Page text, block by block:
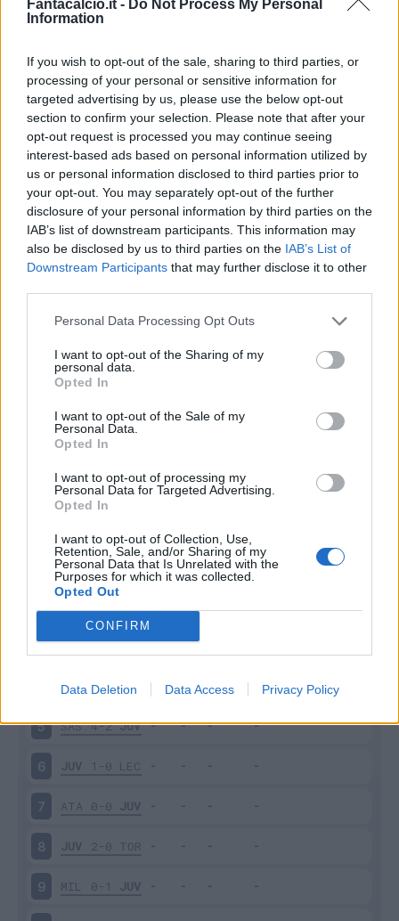
Fantacalcio.it - Do Not Process My Personal
Information
If you wish to opt-out of the sale, sharing to third parties, or
processing of your personal or sensitive information for
targeted advertising by us, please use the below opt-out
section to confirm your selection. Please note that after your
opt-out request is processed you may continue seeing
interest-based ads based on personal information utilized by
us or personal information disclosed to third parties prior to
your opt-out. You may separately opt-out of the further
disclosure of your personal information by third parties on the
IAB’s list of downstream participants. This information may
also be disclosed by us to third parties on the IAB’s List of
Downstream Participants that may further disclose it to other
Personal Data Processing Opt Outs
I want to opt-out of the Sharing of my
personal data.
Opted In
I want to opt-out of the Sale of my
Personal Data.
Opted In
I want to opt-out of processing my
Personal Data for Targeted Advertising.
Opted In
I want to opt-out of Collection, Use,
Retention, Sale, and/or Sharing of my
Personal Data that Is Unrelated with the
Purposes for which it was collected.
Opted Out
CONFIRM
Data Deletion Data Access Privacy Policy
Classic Mantra
Riepilogo stagione
Titolare 1 - 2%
Entrato 0 - 0%
Squalificato 0 - 0%
Infortunato 0 - 0%
Inutilizzato 37 - 97
Scarica riepilogo
stagionale
Scarica
Giornata VotoFVEntratoUscito
UDI 0-3 JUV
3 EMP 0-2 JUV
JUV 3-1 LAZ
5 SAS 4-2 JUV
6 JUV 1-0 LEC
7 ATA 0-0 JUV
8 JUV 2-0 TOR
9 MIL 0-1 JUV